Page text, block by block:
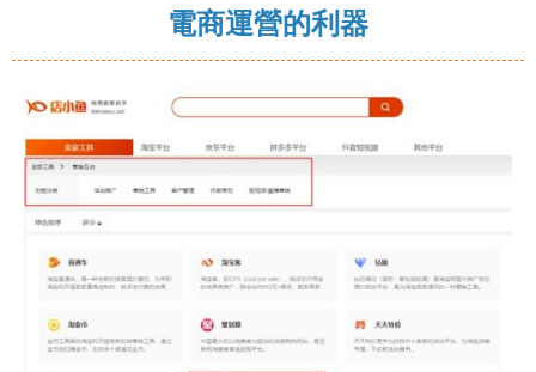
電商運營的利器